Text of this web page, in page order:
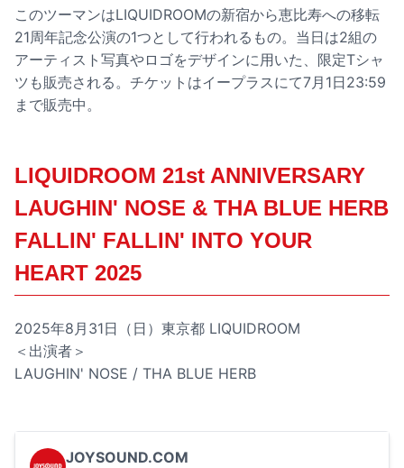
このツーマンはLIQUIDROOMの新宿から恵比寿への移転
21周年記念公演の1つとして行われるもの。当日は2組の
アーティスト写真やロゴをデザインに用いた、限定Tシャ
ツも販売される。チケットはイープラスにて7月1日23:59
まで販売中。
LIQUIDROOM 21st ANNIVERSARY
LAUGHIN' NOSE & THA BLUE HERB
FALLIN' FALLIN' INTO YOUR
HEART 2025
2025年8月31日（日）東京都 LIQUIDROOM
＜出演者＞
LAUGHIN' NOSE / THA BLUE HERB
JOYSOUND.COM